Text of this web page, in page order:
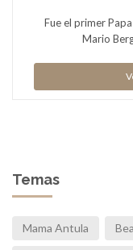
Fue el primer
Mario
Temas
Mama Antula